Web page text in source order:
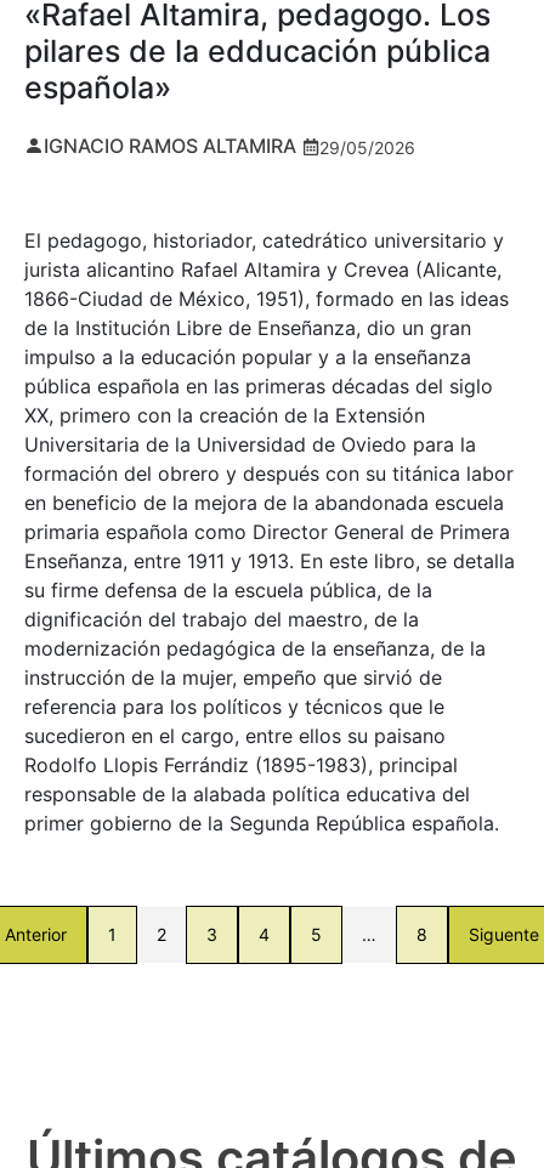
«Rafael Altamira, pedagogo. Los
pilares de la edducación pública
española»
IGNACIO RAMOS ALTAMIRA 29/05/2026
El pedagogo, historiador, catedrático universitario y
jurista alicantino Rafael Altamira y Crevea (Alicante,
1866-Ciudad de México, 1951), formado en las ideas
de la Institución Libre de Enseñanza, dio un gran
impulso a la educación popular y a la enseñanza
pública española en las primeras décadas del siglo
XX, primero con la creación de la Extensión
Universitaria de la Universidad de Oviedo para la
formación del obrero y después con su titánica labor
en beneficio de la mejora de la abandonada escuela
primaria española como Director General de Primera
Enseñanza, entre 1911 y 1913. En este libro, se detalla
su firme defensa de la escuela pública, de la
dignificación del trabajo del maestro, de la
modernización pedagógica de la enseñanza, de la
instrucción de la mujer, empeño que sirvió de
referencia para los políticos y técnicos que le
sucedieron en el cargo, entre ellos su paisano
Rodolfo Llopis Ferrándiz (1895-1983), principal
responsable de la alabada política educativa del
primer gobierno de la Segunda República española.
Anterior 1 2 3 4 5 … 8 Siguente